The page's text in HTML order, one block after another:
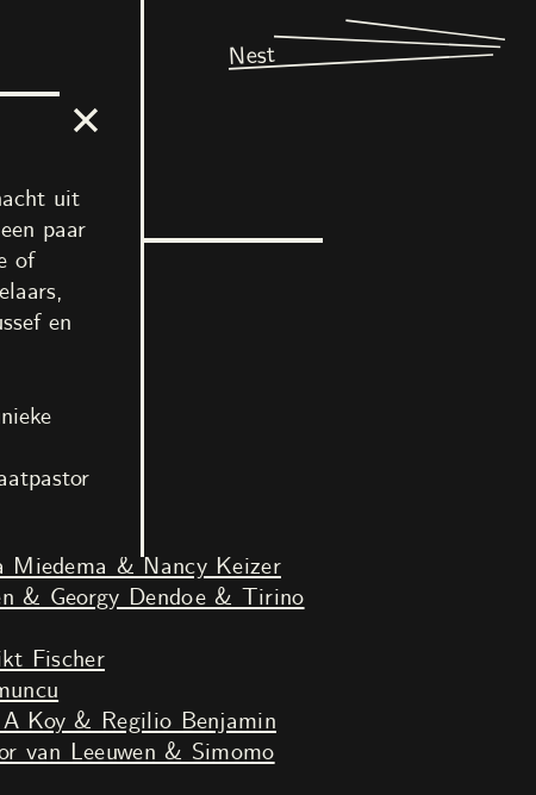
uit
paar
of
en
Nest
Miedema & Nancy Keizer
Fischer
Koy & Regilio Benjamin
van Leeuwen & Simomo